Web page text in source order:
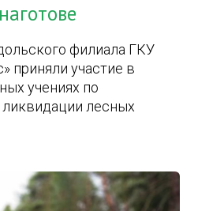
филиала ГКУ
приняли участие в
учениях по
лесных